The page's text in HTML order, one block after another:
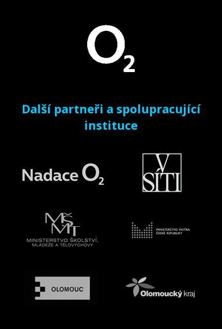
Další partneři a spolupracující
instituce